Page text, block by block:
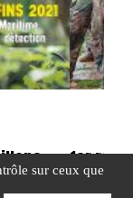
1er
les
sur ceux que